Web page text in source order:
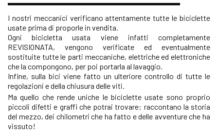
I nostri meccanici verificano attentamente tutte le biciclette
usate prima di proporle in vendita.
Ogni bicicletta usata viene infatti completamente
REVISIONATA, vengono verificate ed eventualmente
sostituite tutte le parti meccaniche, elettriche ed elettroniche
che la compongono, per poi portarla al lavaggio.
Infine, sulla bici viene fatto un ulteriore controllo di tutte le
regolazioni e della chiusura delle viti.
Ma quello che rende uniche le biciclette usate sono proprio
piccoli difetti e graffi che potrai trovare: raccontano la storia
del mezzo, dei chilometri che ha fatto e delle avventure che ha
vissuto!